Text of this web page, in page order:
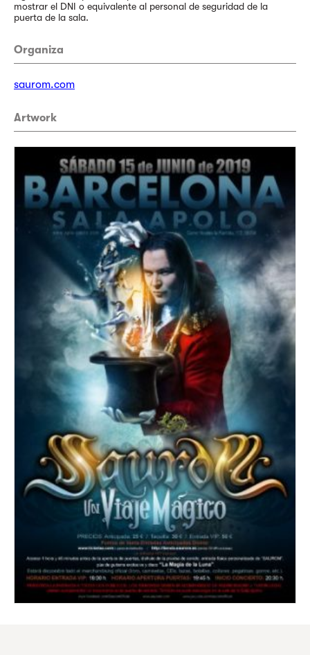
mostrar el DNI o equivalente al personal de seguridad de la
puerta de la sala.
Organiza
saurom.com
Artwork